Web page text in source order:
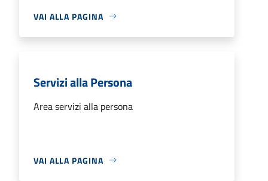
VAI ALLA PAGINA
Servizi alla Persona
Area servizi alla persona
VAI ALLA PAGINA